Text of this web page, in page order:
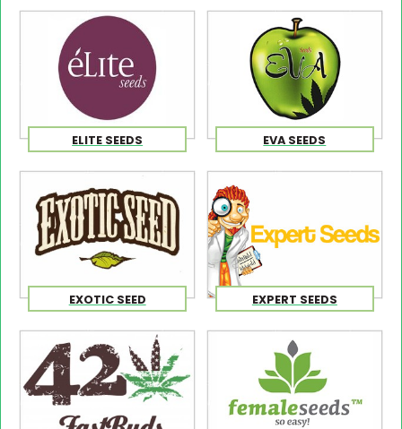
ELITE SEEDS EVA SEEDS
EXOTIC SEED EXPERT SEEDS